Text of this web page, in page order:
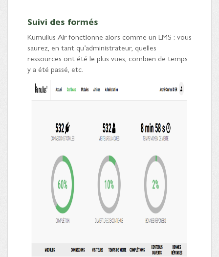
Suivi des formés
Kumullus Air fonctionne alors comme un LMS : vous
saurez, en tant qu’administrateur, quelles
ressources ont été le plus vues, combien de temps
y a été passé, etc.